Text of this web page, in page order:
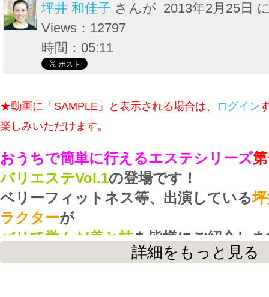
坪井 和佳子 さんが 2013年2月25日
Views：12797
時間：05:11
★動画に「SAMPLE」と表示される場合は、 ログイン
楽しみいただけます。
おうちで簡単に行えるエステシリーズ
バリエステVol.1の登場です！
ベリーフィットネス等、出演している
ラクターが
バリで学んだ美と技を皆様にご紹介し
をマスターして、
詳細をもっと見る